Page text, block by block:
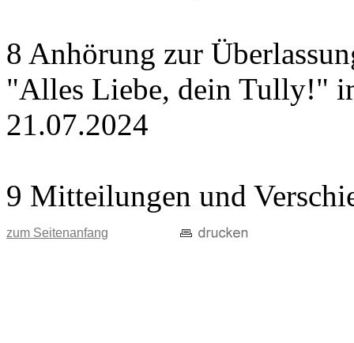
8 Anhörung zur
"Alles Liebe, dein Tully!"
21.07.2024
9 Mitteilungen und
zum Seitenanfang